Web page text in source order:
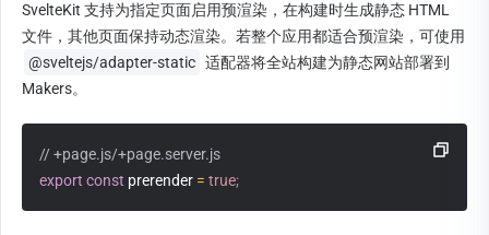
SvelteKit 支持为指定页面启用预渲染，在构建时生成静态 HTML
@sveltejs/adapter-static 适配器将全站构建为静态网站部署到
Makers。
// +page.js/+page.server.js
export const prerender = true;